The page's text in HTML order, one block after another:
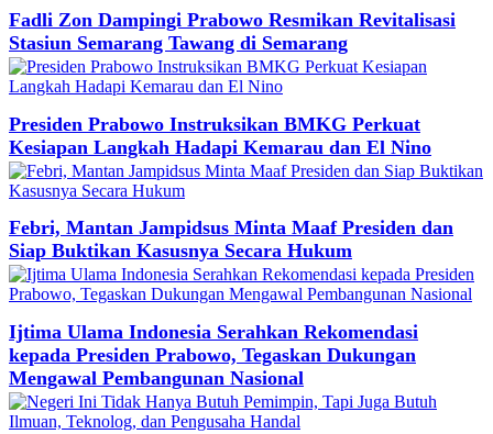
Fadli Zon Dampingi Prabowo Resmikan Revitalisasi
Stasiun Semarang Tawang di Semarang
Presiden Prabowo Instruksikan BMKG Perkuat
Kesiapan Langkah Hadapi Kemarau dan El Nino
Febri, Mantan Jampidsus Minta Maaf Presiden dan
Siap Buktikan Kasusnya Secara Hukum
Ijtima Ulama Indonesia Serahkan Rekomendasi
kepada Presiden Prabowo, Tegaskan Dukungan
Mengawal Pembangunan Nasional